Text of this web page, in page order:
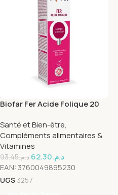
Biofar Fer Acide Folique 20
Santé et Bien-être,
Compléments alimentaires &
Vitamines
د.م.93.45 د.م.62.30
EAN: 3760049895230
UGS 3257